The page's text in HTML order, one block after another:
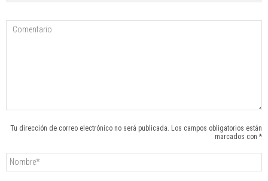
Tu dirección de correo electrónico no será publicada. Los campos obligatorios están
marcados con *